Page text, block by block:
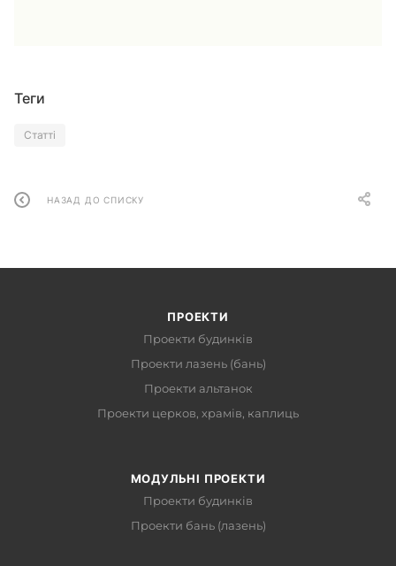
Теги
Статті
НАЗАД ДО СПИСКУ
ПРОЕКТИ
Проекти будинків
Проекти лазень (бань)
Проекти альтанок
Проекти церков, храмів, каплиць
МОДУЛЬНІ ПРОЕКТИ
Проекти будинків
Проекти бань (лазень)